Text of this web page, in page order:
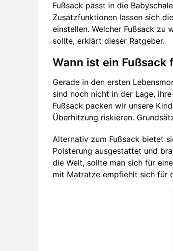
Fußsack passt in die
Zusatzfunktionen lassen sich
einstellen. Welcher Fußsack zu
sollte, erklärt dieser Ratgeber.
Wann ist ein Fußsack
Gerade in den ersten
sind noch nicht in der Lage,
Fußsack packen wir unsere
Überhitzung riskieren.
Alternativ zum Fußsack bietet
Polsterung ausgestattet und
die Welt, sollte man sich für
mit Matratze empfiehlt sich für